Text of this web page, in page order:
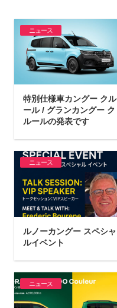
ニュース
特別仕様車カングー クル
ール / グランカングー ク
ルールの発表です
ニュース
ルノーカングー スペシャ
ルイベント
ニュース